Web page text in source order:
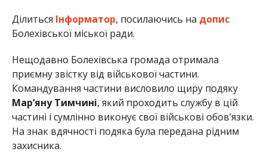
Ділиться Інформатор, посилаючись на допис
Болехівської міської ради.
Нещодавно Болехівська громада отримала
приємну звістку від військової частини.
Командування частини висловило щиру подяку
Марʼяну Тимчині, який проходить службу в цій
частині і сумлінно виконує свої військові обов’язки.
На знак вдячності подяка була передана рідним
захисника.